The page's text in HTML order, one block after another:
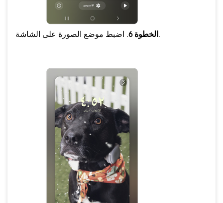
الخطوة 6 . اضبط موضع الصورة على الشاشة.